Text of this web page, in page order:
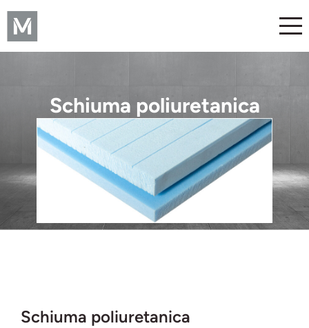
Schiuma poliuretanica
Schiuma poliuretanica